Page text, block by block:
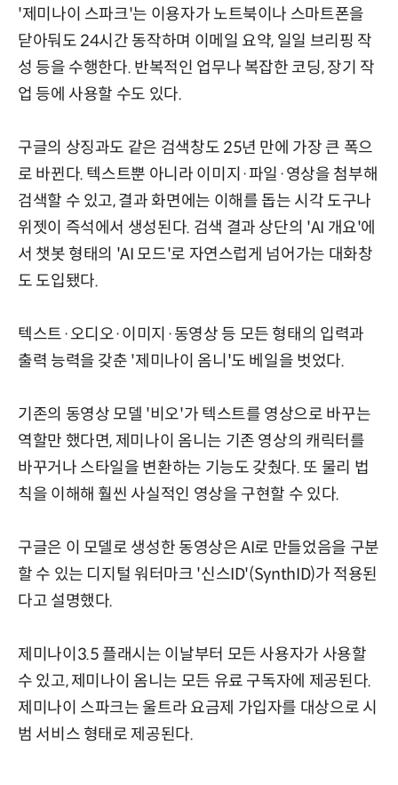
'제미나이 스파크'는 이용자가 노트북이나 스마트폰을
닫아둬도 24시간 동작하며 이메일 요약, 일일 브리핑 작
성 등을 수행한다. 반복적인 업무나 복잡한 코딩, 장기 작
업 등에 사용할 수도 있다.
구글의 상징과도 같은 검색창도 25년 만에 가장 큰 폭으
로 바뀐다. 텍스트뿐 아니라 이미지·파일·영상을 첨부해
검색할 수 있고, 결과 화면에는 이해를 돕는 시각 도구나
위젯이 즉석에서 생성된다. 검색 결과 상단의 'AI 개요'에
서 챗봇 형태의 'AI 모드'로 자연스럽게 넘어가는 대화창
도 도입됐다.
텍스트·오디오·이미지·동영상 등 모든 형태의 입력과
출력 능력을 갖춘 '제미나이 옴니'도 베일을 벗었다.
기존의 동영상 모델 '비오'가 텍스트를 영상으로 바꾸는
역할만 했다면, 제미나이 옴니는 기존 영상의 캐릭터를
바꾸거나 스타일을 변환하는 기능도 갖췄다. 또 물리 법
칙을 이해해 훨씬 사실적인 영상을 구현할 수 있다.
구글은 이 모델로 생성한 동영상은 AI로 만들었음을 구분
할 수 있는 디지털 워터마크 '신스ID'(SynthID)가 적용된
다고 설명했다.
제미나이3.5 플래시는 이날부터 모든 사용자가 사용할
수 있고, 제미나이 옴니는 모든 유료 구독자에 제공된다.
제미나이 스파크는 울트라 요금제 가입자를 대상으로 시
범 서비스 형태로 제공된다.